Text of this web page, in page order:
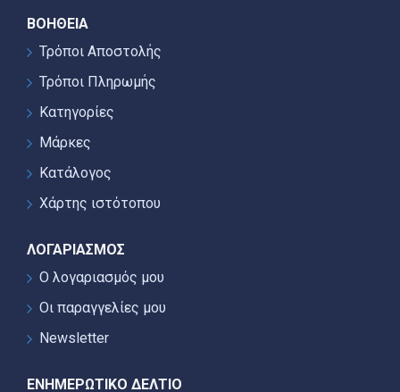
ΒΟΉΘΕΙΑ
Τρόποι Αποστολής
Τρόποι Πληρωμής
Κατηγορίες
Μάρκες
Κατάλογος
Χάρτης ιστότοπου
ΛΟΓΑΡΙΑΣΜΌΣ
Ο λογαριασμός μου
Οι παραγγελίες μου
Newsletter
ΕΝΗΜΕΡΩΤΙΚΌ ΔΕΛΤΊΟ